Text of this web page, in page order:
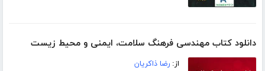
دانلود کتاب مهندسی فرهنگ سلامت، ایمنی و محیط زیست
از:رضا ذاکریان